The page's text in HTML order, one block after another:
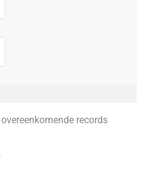
records